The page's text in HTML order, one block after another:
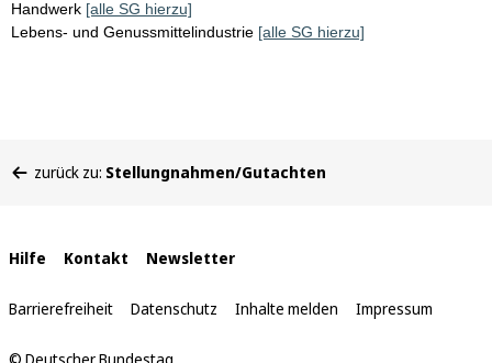
Handwerk [alle SG hierzu]
Lebens- und Genussmittelindustrie [alle SG hierzu]
befinden
zurück zu: Stellungnahmen/Gutachten
Interne
Links
Hilfe Kontakt Newsletter
Barrierefreiheit Datenschutz Inhalte melden Impressum